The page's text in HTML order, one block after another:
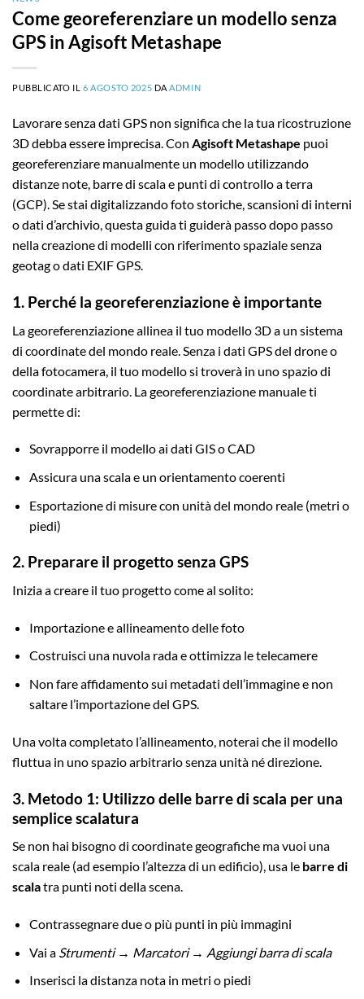
Come georeferenziare un modello senza
GPS in Agisoft Metashape
PUBBLICATO IL 6 AGOSTO 2025 DAADMIN
Lavorare senza dati GPS non significa che la tua ricostruzione
3D debba essere imprecisa. Con Agisoft Metashape puoi
georeferenziare manualmente un modello utilizzando
distanze note, barre di scala e punti di controllo a terra
(GCP). Se stai digitalizzando foto storiche, scansioni di interni
o dati d’archivio, questa guida ti guiderà passo dopo passo
nella creazione di modelli con riferimento spaziale senza
geotag o dati EXIF GPS.
1. Perché la georeferenziazione è importante
La georeferenziazione allinea il tuo modello 3D a un sistema
di coordinate del mondo reale. Senza i dati GPS del drone o
della fotocamera, il tuo modello si troverà in uno spazio di
coordinate arbitrario. La georeferenziazione manuale ti
permette di:
Sovrapporre il modello ai dati GIS o CAD
Assicura una scala e un orientamento coerenti
Esportazione di misure con unità del mondo reale (metri o
piedi)
2. Preparare il progetto senza GPS
Inizia a creare il tuo progetto come al solito:
Importazione e allineamento delle foto
Costruisci una nuvola rada e ottimizza le telecamere
Non fare affidamento sui metadati dell’immagine e non
saltare l’importazione del GPS.
Una volta completato l’allineamento, noterai che il modello
fluttua in uno spazio arbitrario senza unità né direzione.
3. Metodo 1: Utilizzo delle barre di scala per una
semplice scalatura
Se non hai bisogno di coordinate geografiche ma vuoi una
scala reale (ad esempio l’altezza di un edificio), usa le barre di
scalatra punti noti della scena.
Contrassegnare due o più punti in più immagini
Vai a Strumenti → Marcatori → Aggiungi barra di scala
Inserisci la distanza nota in metri o piedi